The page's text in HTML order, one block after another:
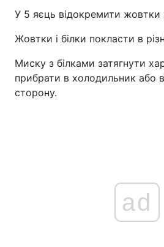
У 5 яєць відокремити жовтки
Жовтки і білки покласти в
Миску з білками затягнути
прибрати в холодильник або
сторону.
ad